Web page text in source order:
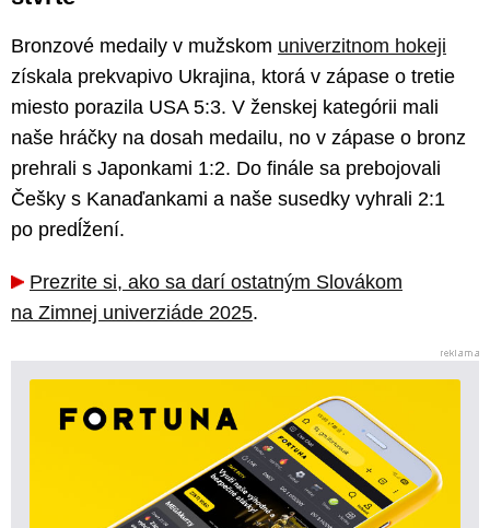
Bronzové medaily v mužskom univerzitnom hokeji
získala prekvapivo Ukrajina, ktorá v zápase o tretie
miesto porazila USA 5:3. V ženskej kategórii mali
naše hráčky na dosah medailu, no v zápase o bronz
prehrali s Japonkami 1:2. Do finále sa prebojovali
Češky s Kanaďankami a naše susedky vyhrali 2:1
po predĺžení.
Prezrite si, ako sa darí ostatným Slovákom
na Zimnej univerziáde 2025.